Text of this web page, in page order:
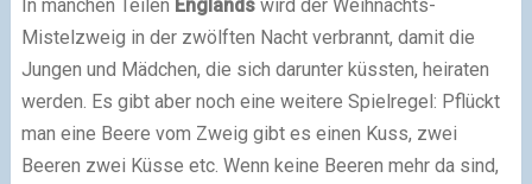
In manchen Teilen Englandswird der Weihnachts-
Mistelzweig in der zwölften Nacht verbrannt, damit die
Jungen und Mädchen, die sich darunter küssten, heiraten
werden. Es gibt aber noch eine weitere Spielregel: Pflückt
man eine Beere vom Zweig gibt es einen Kuss, zwei
Beeren zwei Küsse etc. Wenn keine Beeren mehr da sind,